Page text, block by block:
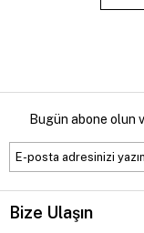
Bugün abone olun
Bize Ulaşın